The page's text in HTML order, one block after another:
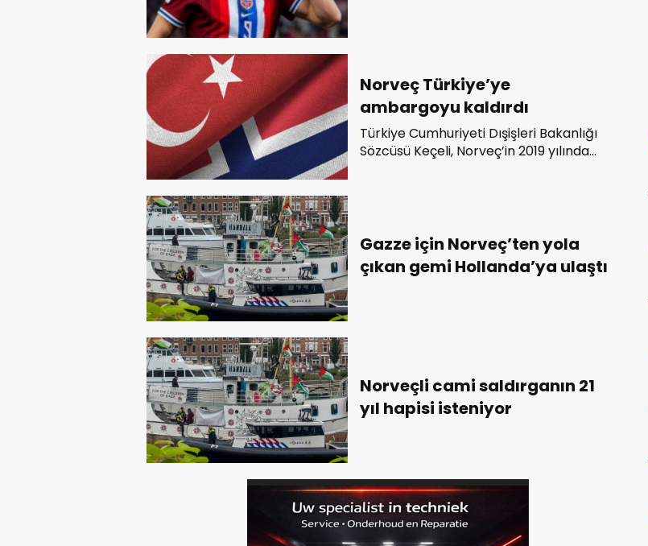
Norveç Türkiye’ye
ambargoyu kaldırdı
Türkiye Cumhuriyeti Dışişleri Bakanlığı
Sözcüsü Keçeli, Norveç’in 2019 yılında
Gazze için Norveç’ten yola
çıkan gemi Hollanda’ya ulaştı
Norveçli cami saldırganın 21
yıl hapisi isteniyor